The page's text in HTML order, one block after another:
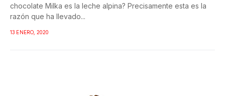
chocolate Milka es la leche alpina? Precisamente esta es la
razón que ha llevado...
13 ENERO, 2020